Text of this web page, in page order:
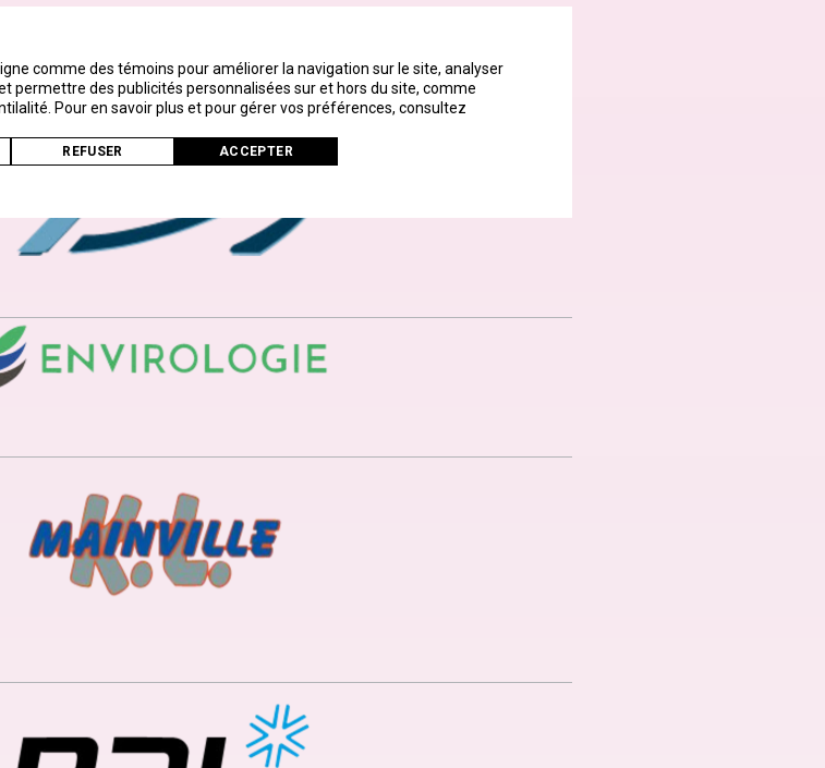
comme des témoins pour améliorer la navigation sur le site, analyser
permettre des publicités personnalisées sur et hors du site, comme
Pour en savoir plus et pour gérer vos préférences, consultez
REFUSER ACCEPTER